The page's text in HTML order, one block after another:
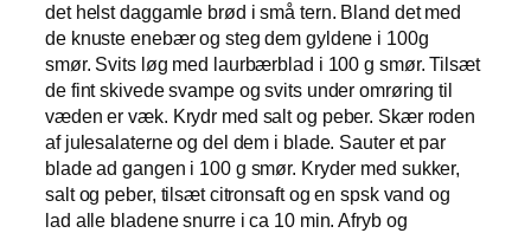
det helst daggamle brød i små tern. Bland det med
de knuste enebær og steg dem gyldene i 100g
smør. Svits løg med laurbærblad i 100 g smør. Tilsæt
de fint skivede svampe og svits under omrøring til
væden er væk. Krydr med salt og peber. Skær roden
af julesalaterne og del dem i blade. Sauter et par
blade ad gangen i 100 g smør. Kryder med sukker,
salt og peber, tilsæt citronsaft og en spsk vand og
lad alle bladene snurre i ca 10 min. Afryb og